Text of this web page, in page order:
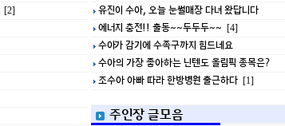
[2]
유진이 수아, 오늘 눈썰매장 다녀 왔답니다
에너지 충전!! 출동~~두두두~~ [4]
수아가 감기에 수족구까지 힘드네요
수아의 가장 좋아하는 닌텐도 올림픽 종목은?
조수아 아빠 따라 한방병원 출근하다 [1]
주인장 글모음